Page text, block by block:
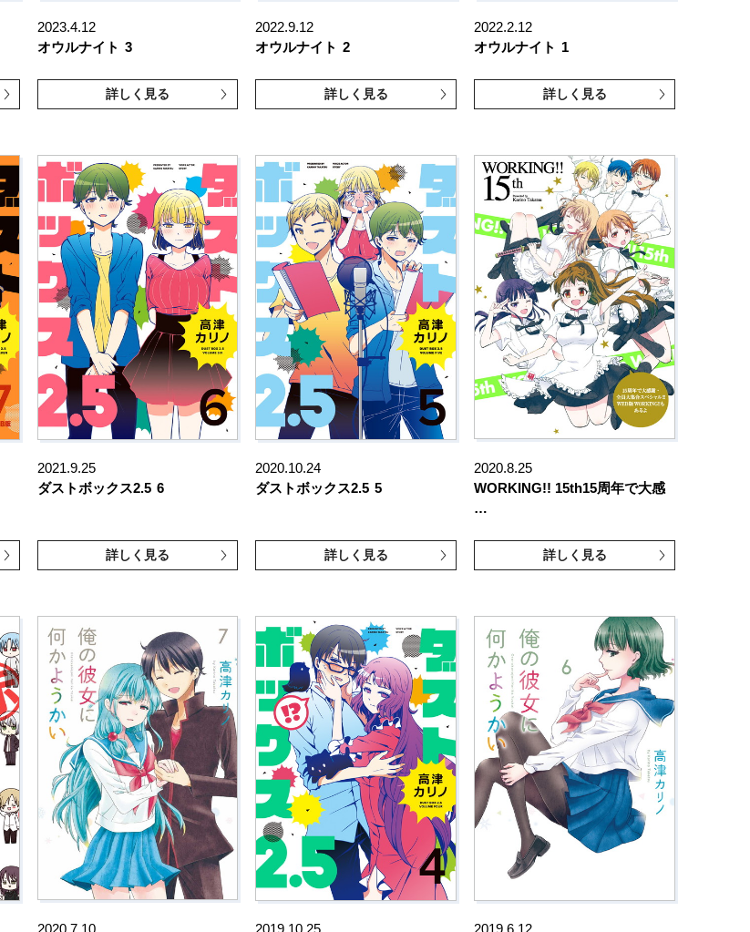
2023.4.12
オウルナイト 3
詳しく見る
2022.9.12
オウルナイト 2
詳しく見る
2022.2.12
オウルナイト 1
詳しく見る
2021.9.25
ダストボックス2.5 6
詳しく見る
2020.10.24
ダストボックス2.5 5
詳しく見る
2020.8.25
WORKING!! 15th15周年で大感
…
詳しく見る
2020.7.10 2019.10.25 2019.6.12